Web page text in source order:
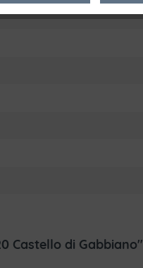
Castello di Gabbiano"